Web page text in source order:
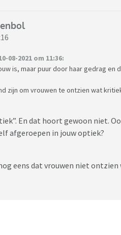
08-2021 om 11:36:
is, maar puur door haar gedrag en
zijn om vrouwen te ontzien wat
En dat hoort gewoon niet.
afgeroepen in jouw optiek?
eens dat vrouwen niet